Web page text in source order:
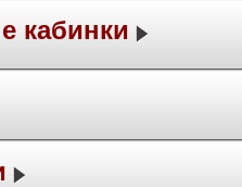
кабинки